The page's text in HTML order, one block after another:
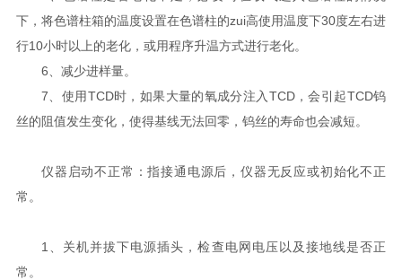
下，将色谱柱箱的温度设置在色谱柱的zui高使用温度下30度左右进
行10小时以上的老化，或用程序升温方式进行老化。
6、减少进样量。
7、使用TCD时，如果大量的氧成分注入TCD，会引起TCD钨
丝的阻值发生变化，使得基线无法回零，钨丝的寿命也会减短。
仪器启动不正常：指接通电源后，仪器无反应或初始化不正
常。
1、关机并拔下电源插头，检查电网电压以及接地线是否正
常。